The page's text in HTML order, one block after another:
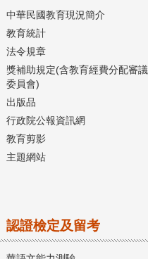
中華民國教育現況簡介
教育統計
法令規章
獎補助規定(含教育經費分配審議
委員會)
出版品
行政院公報資訊網
教育剪影
主題網站
認證檢定及留考